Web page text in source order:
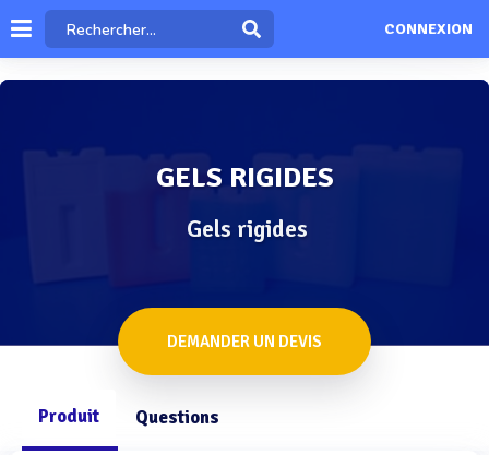
CONNEXION
GELS RIGIDES
Gels rigides
DEMANDER UN DEVIS
Produit Questions